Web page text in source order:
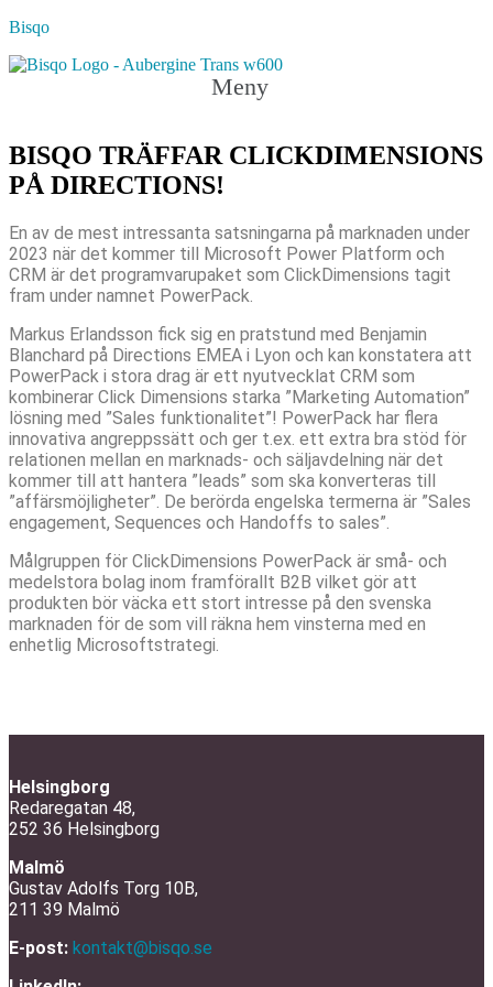
Bisqo
Meny
BISQO TRÄFFAR CLICKDIMENSIONS
PÅ DIRECTIONS!
En av de mest intressanta satsningarna på marknaden under
2023 när det kommer till Microsoft Power Platform och
CRM är det programvarupaket som ClickDimensions tagit
fram under namnet PowerPack.
Markus Erlandsson fick sig en pratstund med Benjamin
Blanchard på Directions EMEA i Lyon och kan konstatera att
PowerPack i stora drag är ett nyutvecklat CRM som
kombinerar Click Dimensions starka ”Marketing Automation”
lösning med ”Sales funktionalitet”! PowerPack har flera
innovativa angreppssätt och ger t.ex. ett extra bra stöd för
relationen mellan en marknads- och säljavdelning när det
kommer till att hantera ”leads” som ska konverteras till
”affärsmöjligheter”. De berörda engelska termerna är ”Sales
engagement, Sequences och Handoffs to sales”.
Målgruppen för ClickDimensions PowerPack är små- och
medelstora bolag inom framförallt B2B vilket gör att
produkten bör väcka ett stort intresse på den svenska
marknaden för de som vill räkna hem vinsterna med en
enhetlig Microsoftstrategi.
Helsingborg
Redaregatan 48,
252 36 Helsingborg
Malmö
Gustav Adolfs Torg 10B,
211 39 Malmö
E-post: kontakt@bisqo.se